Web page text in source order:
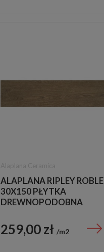
ALAPLANA RIPLEY ROBLE
30X150 PŁYTKA
DREWNOPODOBNA
259,00 zł m2